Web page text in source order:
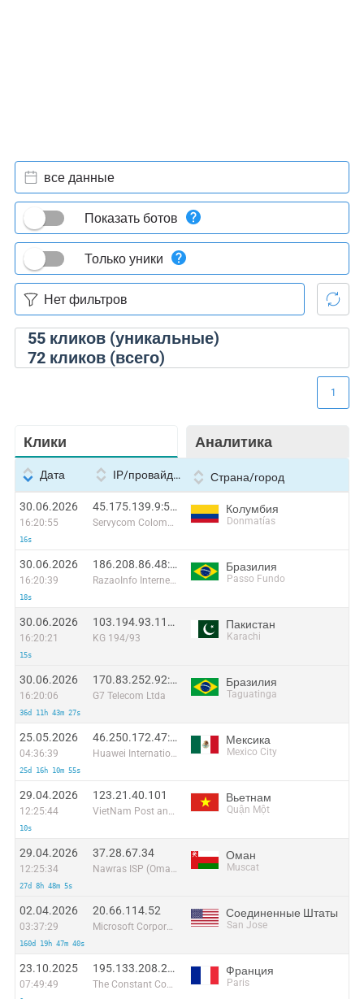
55кликов (уникальные)
72кликов (всего)
все данные
Показать ботов
Только уники
Клики Аналитика
1
Дата IP/провайдер Страна/город
30.06.2026
16:20:55
16s
45.175.139.9:51646
Servycom Colombia S.A.S
Колумбия
Donmatías
30.06.2026
16:20:39
18s
186.208.86.48:2464
RazaoInfo Internet Ltda
Бразилия
Passo Fundo
30.06.2026
16:20:21
15s
103.194.93.113:36136
KG 194/93
Пакистан
Karachi
30.06.2026
16:20:06
36d 11h 43m 27s
170.83.252.92:50684
G7 Telecom Ltda
Бразилия
Taguatinga
25.05.2026
04:36:39
25d 16h 10m 55s
46.250.172.47:43474
Huawei International Pte. Ltd.
Мексика
Mexico City
29.04.2026
12:25:44
10s
123.21.40.101
VietNam Post and Telecom Corporation
Вьетнам
Quận Một
29.04.2026
12:25:34
27d 8h 48m 5s
37.28.67.34
Nawras ISP (Oman)
Оман
Muscat
02.04.2026
03:37:29
160d 19h 47m 40s
20.66.114.52
Microsoft Corporation
Соединенные Штаты
San Jose
23.10.2025
07:49:49
195.133.208.229
The Constant Company, LLC
Франция
Paris